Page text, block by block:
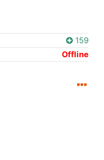
159
Offline